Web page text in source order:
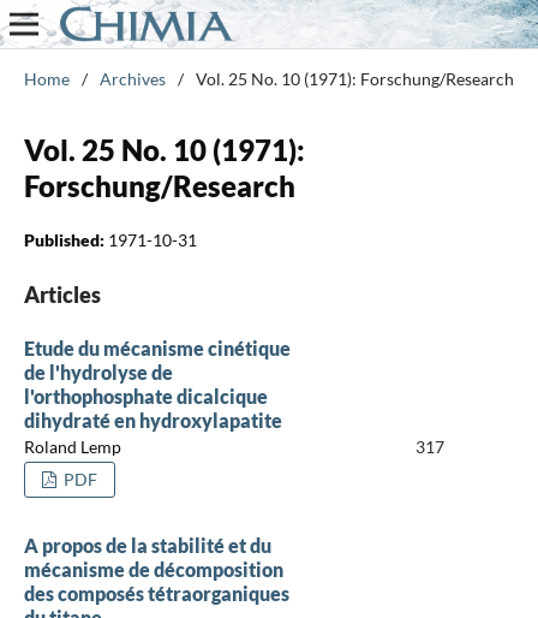
Home / Archives / Vol. 25 No. 10 (1971): Forschung/Research
Vol. 25 No. 10 (1971):
Forschung/Research
Published: 1971-10-31
Articles
Etude du mécanisme cinétique
de l'hydrolyse de
l'orthophosphate dicalcique
dihydraté en hydroxylapatite
Roland Lemp
317
PDF
A propos de la stabilité et du
mécanisme de décomposition
des composés tétraorganiques